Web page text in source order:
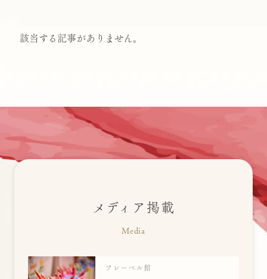
中野りとるぱんぷきんず
千駄ヶ谷りとるぱんぷきんず
大塚りとるぱんぷきんず
清高りとるぱんぷきんず
高円寺りとるぱんぷきんず
該当する記事がありません。
メディア掲載
Media
フレーベル館